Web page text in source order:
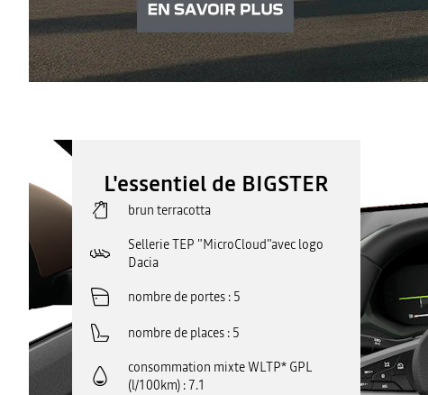
L'essentiel de BIGSTER
brun terracotta
Sellerie TEP "MicroCloud"avec logo
Dacia
nombre de portes 5
nombre de places 5
consommation mixte WLTP* GPL
(l/100km) 7.1